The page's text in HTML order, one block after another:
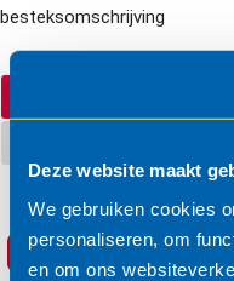
Deze website maakt
We gebruiken cookies
personaliseren, om
en om ons
besteksomschrijving
RSX